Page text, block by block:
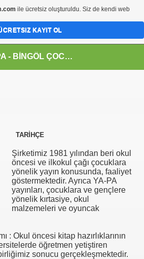
YAPA - BİNGÖL ÇOCUK KULÜBÜ ve OYUN EVİ
TARİHÇE
Şirketimiz 1981 yılından beri okul
öncesi ve ilkokul çağı çocuklara
yönelik yayın konusunda, faaliyet
göstermektedir. Ayrıca YA-PA
yayınları, çocuklara ve gençlere
yönelik kırtasiye, okul
malzemeleri ve oyuncak
: Okul öncesi kitap hazırlıklarının
öğretmen yetiştiren
sonucu gerçekleşmektedir.
ile ücretsiz oluşturuldu. Siz de kendi web
KAYIT OL